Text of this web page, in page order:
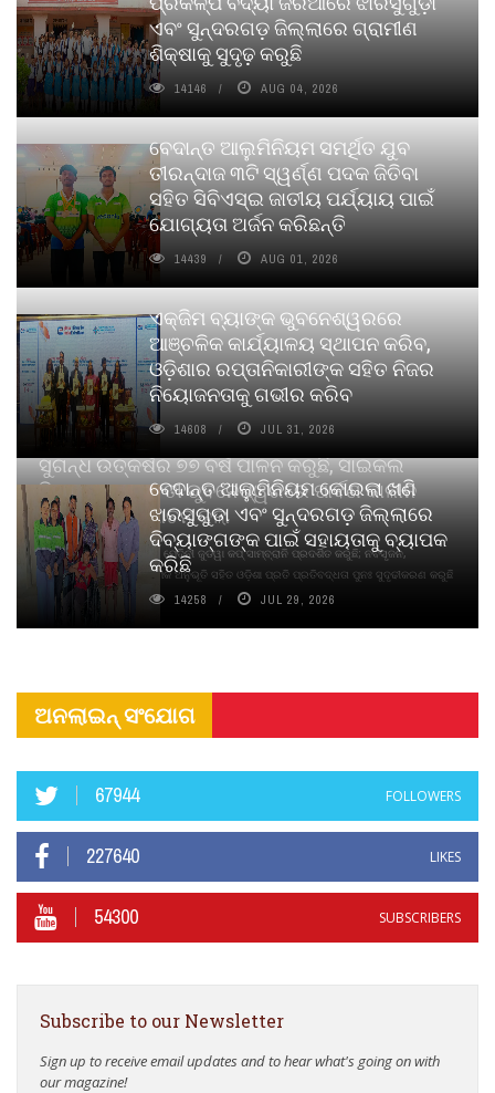
ସୁଗନ୍ଧ ଉତ୍କର୍ଷର ୭୭ ବର୍ଷ ପାଳନ କରୁଛି, ସାଇକଲ
ପିୟୋର୍‌ ଅଗରବତୀ ଭୁବନେଶ୍ୱରରେ ପାର୍ବଣ କାଳୀନ
ନବସୃଜନ ଉନ୍ମୋଚନ କଲା
ବାଉଁଶ ବିହୀନ କଠିନ ଧୂପ ଏବଂ ମେଦିନୀ ଜୁଡୱା କପ୍‌ ସାମ୍ବ୍ରାନି ପ୍ରଦର୍ଶିତ କରୁଛି; ନବସୃଜନ,
ଦୀର୍ଘସ୍ଥାୟିତା ଏବଂ ଆଧ୍ୟାତ୍ମିକ ଅନୁଭୂତି ସହିତ ଓଡ଼ିଶା ପ୍ରତି ପ୍ରତିବଦ୍ଧତା ପୁନଃ ସୁଦୃଢୀକରଣ କରୁଛି
ଏବଂ ସୁନ୍ଦରଗଡ଼ ଜିଲ୍ଲାରେ ଗ୍ରାମୀଣ
ଶିକ୍ଷାକୁ ସୁଦୃଢ଼ କରୁଛି
14146 AUG 04, 2026
ବେଦାନ୍ତ ଆଲୁମିନିୟମ ସମର୍ଥିତ ଯୁବ
ତୀରନ୍ଦାଜ ୩ଟି ସ୍ୱର୍ଣ୍ଣ ପଦକ ଜିତିବା
ସହିତ ସିବିଏସ୍ଇ ଜାତୀୟ ପର୍ଯ୍ୟାୟ ପାଇଁ
ଯୋଗ୍ୟତା ଅର୍ଜନ କରିଛନ୍ତି
14439 AUG 01, 2026
ଏକ୍ଜିମ ବ୍ୟାଙ୍କ ଭୁବନେଶ୍ୱରରେ
ଆଞ୍ଚଳିକ କାର୍ଯ୍ୟାଳୟ ସ୍ଥାପନ କରିବ,
ଓଡ଼ିଶାର ରପ୍ତାନିକାରୀଙ୍କ ସହିତ ନିଜର
ନିୟୋଜନତାକୁ ଗଭୀର କରିବ
14608 JUL 31, 2026
ବେଦାନ୍ତ ଆଲୁମିନିୟମ କୋଇଲା ଖଣି
ଝାରସୁଗୁଡା ଏବଂ ସୁନ୍ଦରଗଡ଼ ଜିଲ୍ଲାରେ
ଦିବ୍ୟାଙ୍ଗଙ୍କ ପାଇଁ ସହାୟତାକୁ ବ୍ୟାପକ
କରିଛି
14258 JUL 29, 2026
ଅନଲାଇନ୍ ସଂଯୋଗ
67944 FOLLOWERS
227640 LIKES
54300 SUBSCRIBERS
Subscribe to our Newsletter
Sign up to receive email updates and to hear what's going on with
our magazine!